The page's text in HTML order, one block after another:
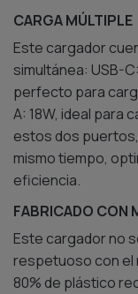
CARGA MÚLTIPLE
Este cargador
simultánea: USB-
perfecto para
A: 18W, ideal para
estos dos
mismo tiempo,
eficiencia.
FABRICADO CON
Este cargador no
respetuoso con el
80% de plástico